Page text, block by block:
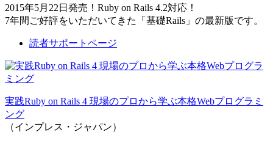
2015年5月22日発売！Ruby on Rails 4.2対応！
7年間ご好評をいただいてきた「基礎Rails」の最新版です。
読者サポートページ
実践Ruby on Rails 4 現場のプロから学ぶ本格Webプログラミ
ング
（インプレス・ジャパン）